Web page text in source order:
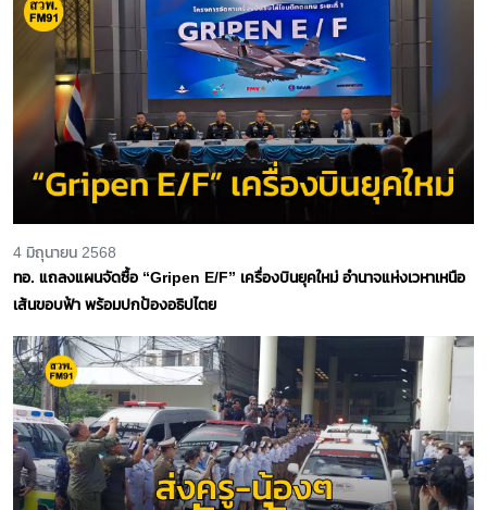
4 มิถุนายน 2568
ทอ. แถลงแผนจัดซื้อ “Gripen E/F” เครื่องบินยุคใหม่ อำนาจแห่งเวหาเหนือ
เส้นขอบฟ้า พร้อมปกป้องอธิปไตย